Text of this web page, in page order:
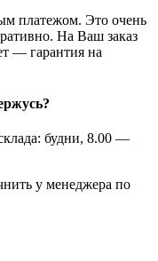
платежом. Это очень
На Ваш заказ
— гарантия на
будни, 8.00 —
у менеджера по